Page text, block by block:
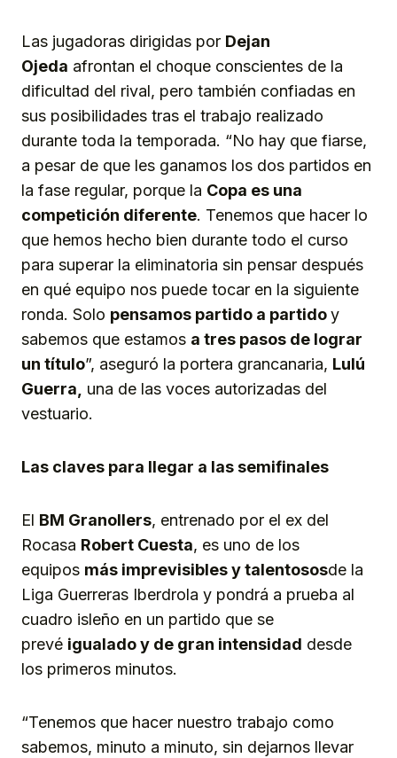
Las jugadoras dirigidas por Dejan
Ojeda afrontan el choque conscientes de la
dificultad del rival, pero también confiadas en
sus posibilidades tras el trabajo realizado
durante toda la temporada. “No hay que fiarse,
a pesar de que les ganamos los dos partidos en
la fase regular, porque la Copa es una
competición diferente. Tenemos que hacer lo
que hemos hecho bien durante todo el curso
para superar la eliminatoria sin pensar después
en qué equipo nos puede tocar en la siguiente
ronda. Solo pensamos partido a partidoy
sabemos que estamos a tres pasos de lograr
un título”, aseguró la portera grancanaria, Lulú
Guerra,
una de las voces autorizadas del
vestuario.
Las claves para llegar a las semifinales
El BM Granollers, entrenado por el ex del
Rocasa Robert Cuesta, es uno de los
equipos más imprevisiblesy talentososde la
Liga Guerreras Iberdrola y pondrá a prueba al
cuadro isleño en un partido que se
prevé igualado y de gran intensidad desde
los primeros minutos.
“Tenemos que hacer nuestro trabajo como
sabemos, minuto a minuto, sin dejarnos llevar